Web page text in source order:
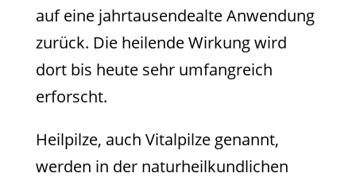
auf eine jahrtausendealte Anwendung
zurück. Die heilende Wirkung wird
dort bis heute sehr umfangreich
erforscht.
Heilpilze, auch Vitalpilze genannt,
werden in der naturheilkundlichen